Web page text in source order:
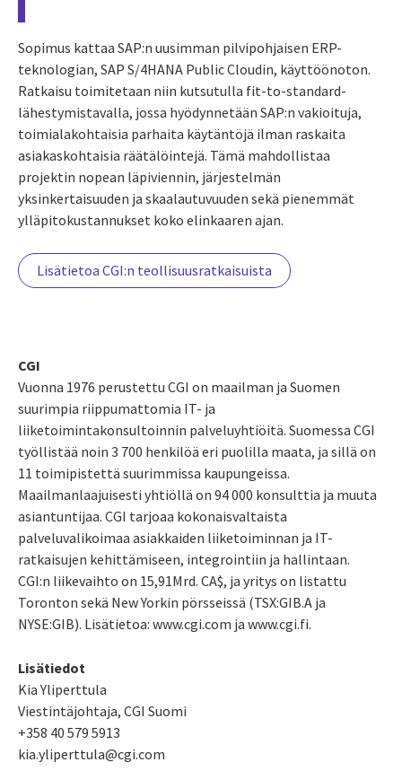
Sopimus kattaa SAP:n uusimman pilvipohjaisen ERP-
teknologian, SAP S/4HANA Public Cloudin, käyttöönoton.
Ratkaisu toimitetaan niin kutsutulla fit-to-standard-
lähestymistavalla, jossa hyödynnetään SAP:n vakioituja,
toimialakohtaisia parhaita käytäntöjä ilman raskaita
asiakaskohtaisia räätälöintejä. Tämä mahdollistaa
projektin nopean läpiviennin, järjestelmän
yksinkertaisuuden ja skaalautuvuuden sekä pienemmät
ylläpitokustannukset koko elinkaaren ajan.
Lisätietoa CGI:n teollisuusratkaisuista
CGI
Vuonna 1976 perustettu CGI on maailman ja Suomen
suurimpia riippumattomia IT- ja
liiketoimintakonsultoinnin palveluyhtiöitä. Suomessa CGI
työllistää noin 3 700 henkilöä eri puolilla maata, ja sillä on
11 toimipistettä suurimmissa kaupungeissa.
Maailmanlaajuisesti yhtiöllä on 94 000 konsulttia ja muuta
asiantuntijaa. CGI tarjoaa kokonaisvaltaista
palveluvalikoimaa asiakkaiden liiketoiminnan ja IT-
ratkaisujen kehittämiseen, integrointiin ja hallintaan.
CGI:n liikevaihto on 15,91Mrd. CA$, ja yritys on listattu
Toronton sekä New Yorkin pörsseissä (TSX:GIB.A ja
NYSE:GIB). Lisätietoa: www.cgi.com ja www.cgi.fi.
Lisätiedot
Kia Yliperttula
Viestintäjohtaja, CGI Suomi
+358 40 579 5913
kia.yliperttula@cgi.com